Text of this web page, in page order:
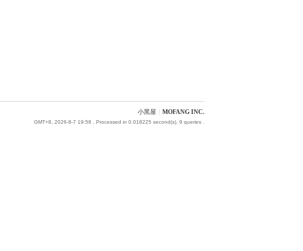
小黑屋 MOFANG INC.
GMT+8, 2026-8-7 19:58 , Processed in 0.018225 second(s), 9 queries .